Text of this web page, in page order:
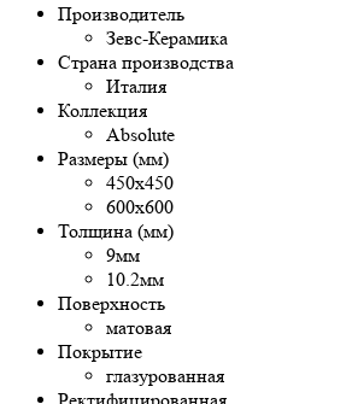
Производитель
Зевс-Керамика
Страна производства
Италия
Коллекция
Absolute
Размеры (мм)
450х450
600х600
Толщина (мм)
9мм
10.2мм
Поверхность
матовая
Покрытие
глазурованная